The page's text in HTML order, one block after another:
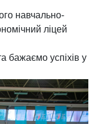
навчально-
ліцей
бажаємо успіхів у